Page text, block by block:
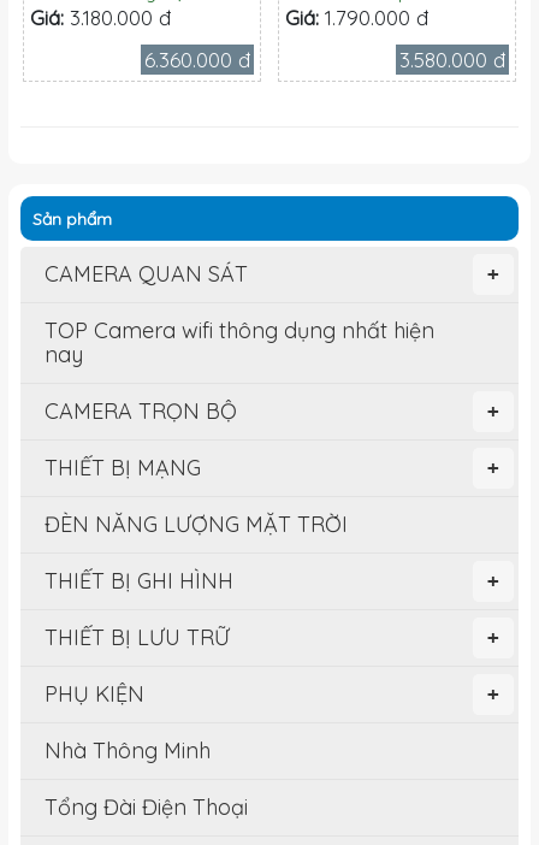
Giá: 3.180.000 đ
6.360.000 đ
Giá: 1.790.000 đ
3.580.000 đ
Sản phẩm
+
CAMERA QUAN SÁT
TOP Camera wifi thông dụng nhất hiện
nay
+
CAMERA TRỌN BỘ
+
THIẾT BỊ MẠNG
ĐÈN NĂNG LƯỢNG MẶT TRỜI
+
THIẾT BỊ GHI HÌNH
+
THIẾT BỊ LƯU TRỮ
+
PHỤ KIỆN
Nhà Thông Minh
Tổng Đài Điện Thoại